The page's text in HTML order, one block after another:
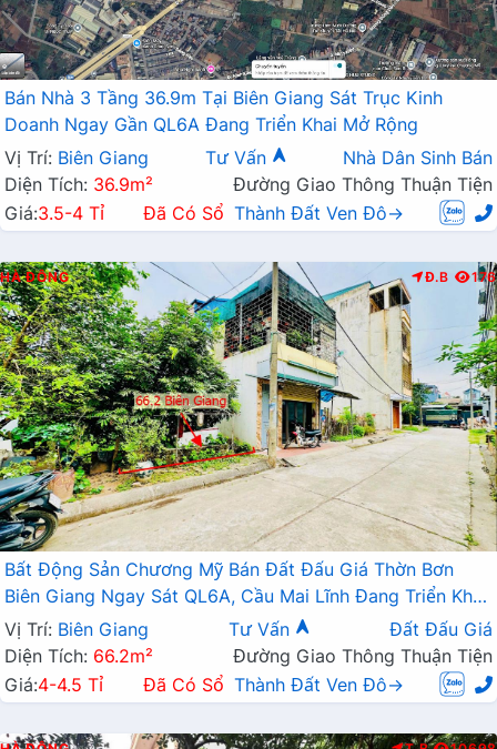
Bán Nhà 3 Tầng 36.9m Tại Biên Giang Sát Trục Kinh
Doanh Ngay Gần QL6A Đang Triển Khai Mở Rộng
Vị Trí: Biên Giang Tư Vấn
Nhà Dân Sinh Bán
Diện Tích: 36.9m²
Đường Giao Thông Thuận Tiện
Giá:3.5-4 Tỉ Đã Có Sổ Thành Đất Ven Đô→
HÀ ĐÔNG Đ.B 176
Bất Động Sản Chương Mỹ Bán Đất Đấu Giá Thờn Bơn
Biên Giang Ngay Sát QL6A, Cầu Mai Lĩnh Đang Triển Khai
Mở Rộng
Vị Trí: Biên Giang Tư Vấn
Đất Đấu Giá
Diện Tích: 66.2m²
Đường Giao Thông Thuận Tiện
Giá:4-4.5 Tỉ Đã Có Sổ Thành Đất Ven Đô→